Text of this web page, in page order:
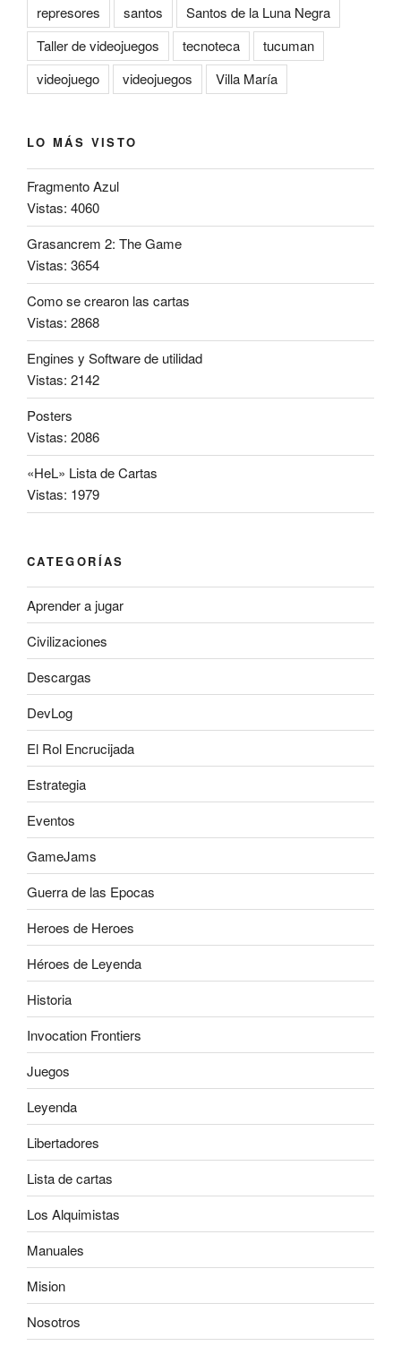
represores santos
Santos de la Luna Negra
Taller de videojuegos
tecnoteca
tucuman
videojuego
videojuegos Villa María
LO MÁS VISTO
Fragmento Azul
Vistas: 4060
Grasancrem 2: The Game
Vistas: 3654
Como se crearon las cartas
Vistas: 2868
Engines y Software de utilidad
Vistas: 2142
Posters
Vistas: 2086
«HeL» Lista de Cartas
Vistas: 1979
CATEGORÍAS
Aprender a jugar
Civilizaciones
Descargas
DevLog
El Rol Encrucijada
Estrategia
Eventos
GameJams
Guerra de las Epocas
Heroes de Heroes
Héroes de Leyenda
Historia
Invocation Frontiers
Juegos
Leyenda
Libertadores
Lista de cartas
Los Alquimistas
Manuales
Mision
Nosotros